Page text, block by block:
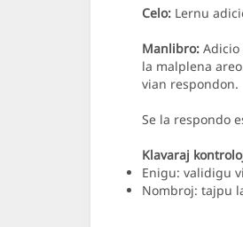
Celo: Lernu
Manlibro:
la malplena
vian respondon.
Se la respondo
Klavaraj
Enigu: validigu
Nombroj: tajpu